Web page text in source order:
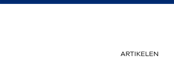
ARTIKELEN